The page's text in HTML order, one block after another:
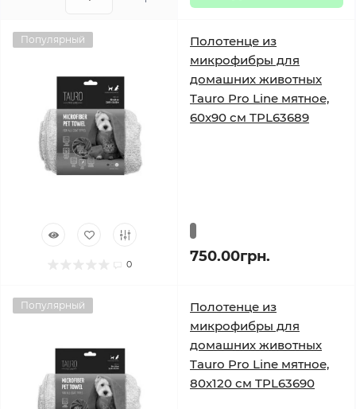
Популярный
0
Полотенце из
микрофибры для
домашних животных
Tauro Pro Line мятное,
60x90 см TPL63689
750.00грн.
Популярный
Полотенце из
микрофибры для
домашних животных
Tauro Pro Line мятное,
80x120 см TPL63690